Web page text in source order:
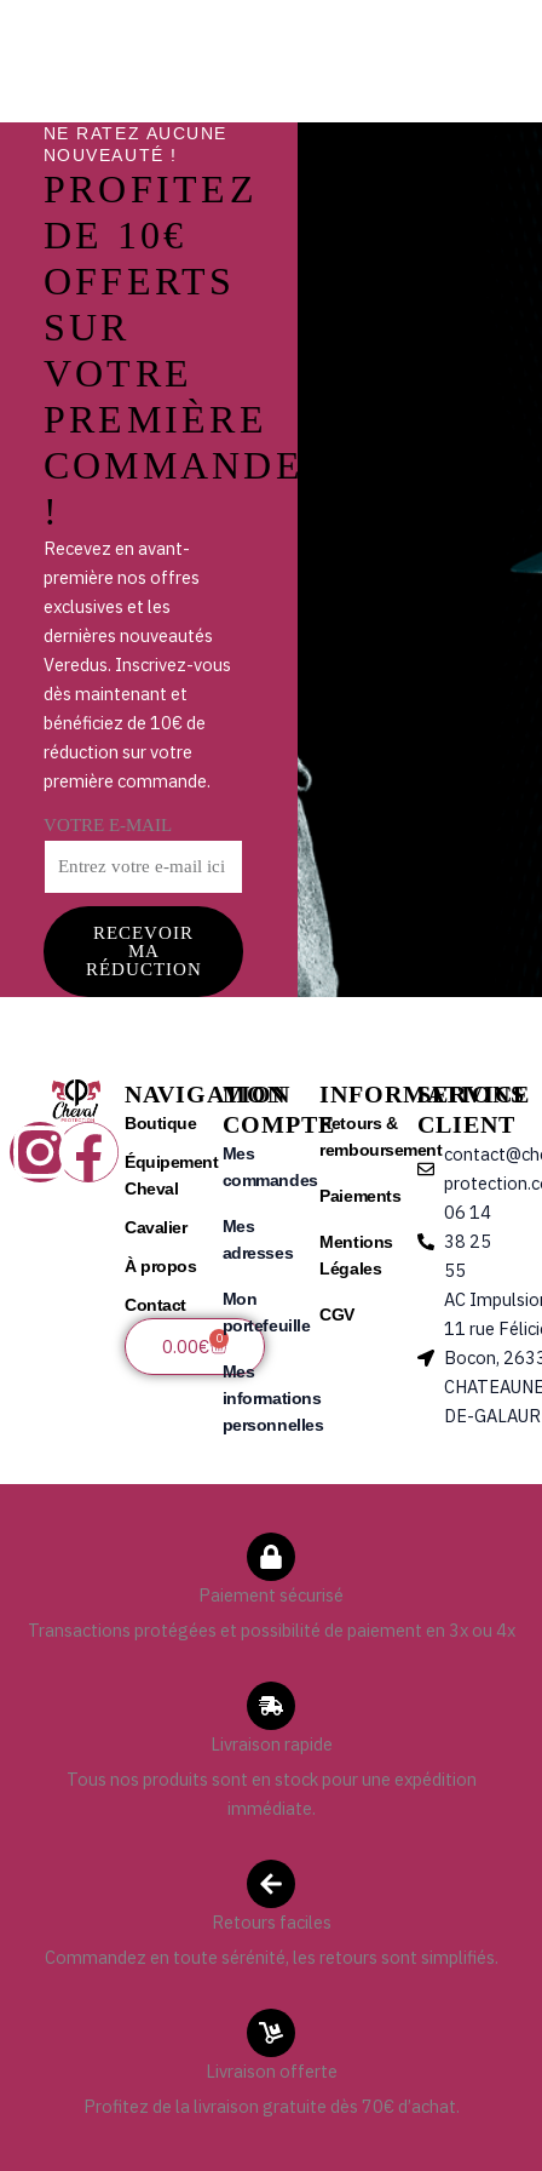
NE RATEZ AUCUNE
NOUVEAUTÉ !
PROFITEZ
DE 10€
OFFERTS
SUR
VOTRE
PREMIÈRE
COMMANDE
!
Recevez en avant-
première nos offres
exclusives et les
dernières nouveautés
Veredus. Inscrivez-vous
dès maintenant et
bénéficiez de 10€ de
réduction sur votre
première commande.
VOTRE E-MAIL
RECEVOIR
MA
RÉDUCTION
Instagram
Facebook
NAVIGATION
Boutique
Équipement
Cheval
Cavalier
À propos
Contact
0.00€ 0
Panier
MON
COMPTE
Mes
commandes
Mes
adresses
Mon
portefeuille
Mes
informations
personnelles
INFORMATIONS
Retours &
remboursement
Paiements
Mentions
Légales
CGV
SERVICE
CLIENT
06 14
38 25
55
AC
11 rue
Bocon,
DE-
Paiement sécurisé
Transactions protégées et possibilité de paiement en 3x ou 4x
Livraison rapide
Tous nos produits sont en stock pour une expédition
immédiate.
Retours faciles
Commandez en toute sérénité, les retours sont simplifiés.
Livraison offerte
Profitez de la livraison gratuite dès 70€ d’achat.